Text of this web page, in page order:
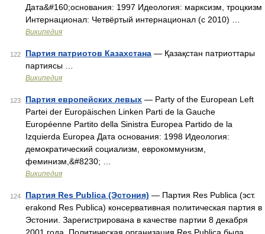
Дата&#160;основания: 1997 Идеология: марксизм, троцкизм
Интернационал: Четвёртый интернационал (с 2010) …
Википедия
122 Партия патриотов Казахстана — Қазақстан патриоттары
партиясы …
Википедия
123 Партия европейских левых — Party of the European Left
Partei der Europäischen Linken Parti de la Gauche
Européenne Partito della Sinistra Europea Partido de la
Izquierda Europea Дата основания: 1998 Идеология:
демократический социализм, еврокоммунизм,
феминизм,&#8230; …
Википедия
124 Партия Res Publica (Эстония) — Партия Res Publica (эст.
erakond Res Publica) консервативная политическая партия в
Эстонии. Зарегистрирована в качестве партии 8 декабря